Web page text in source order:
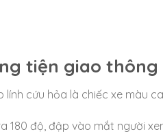
tiện giao thông
lính cứu hỏa là chiếc xe màu
180 độ, đập vào mắt người